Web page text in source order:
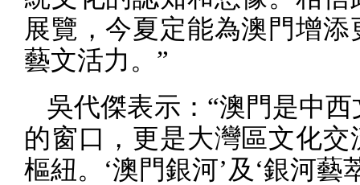
展覽，今夏定能為澳門增添
藝文活力。 ”
吳代傑表示： “澳門是中西
的窗口，更是大灣區文化交
樞紐。‘澳門銀河’及‘銀河藝